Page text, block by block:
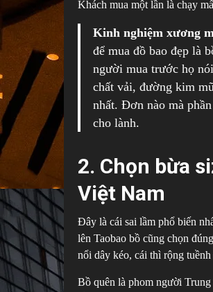
Khách mua một lần là chạy
Kinh nghiệm xương
để mua đồ bao đẹp là
người mua trước họ
chất vải, đường kim
nhất. Đơn nào mà
cho lành.
2. Chọn bừa
Việt Nam
Đây là cái sai lầm phổ biến
lên Taobao bồ cũng chọn
nổi dây kéo, cái thì rộng
Bồ quên là phom người